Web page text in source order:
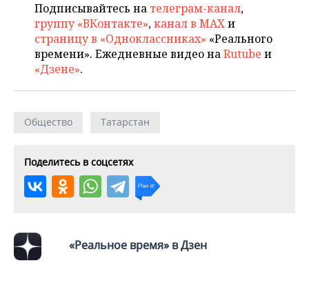
Подписывайтесь на телеграм-канал,
группу «ВКонтакте»,канал в MAXи
страницу в «Одноклассниках» «Реального
времени». Ежедневные видео наRutube и
«Дзене».
Общество Татарстан
Поделитесь в соцсетях
«Реальное время» в Дзен